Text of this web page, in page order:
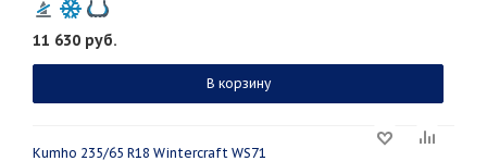
11 630 руб.
В корзину
Kumho 235/65 R18 Wintercraft WS71